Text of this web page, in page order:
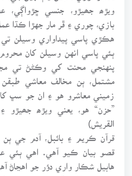
ويڙھ جھيڙو، جنسي
بازي، چوري ۽ ڦر مار جهڙا ڪڌا
هڪڙي پاسي پيداواري وسيلن تي
ٻئي پاسي انهن وسيلن کان محروم
پنهنجي محنت کي وڪڻڻ تي
مشتمل، ٻن مخالف معاشي
زميني معاشرو هو ۽ ان جو سڀ
”حزن“ هو، يعني ويڙھ جھيڙو
القريش)
قرآن ڪريم ۽ بائبل، آدم جي ٻن
قصو بيان ڪيو آهي. اهي ٻئي
هابيل شڪار واري دؤر جو اهڃاڻ